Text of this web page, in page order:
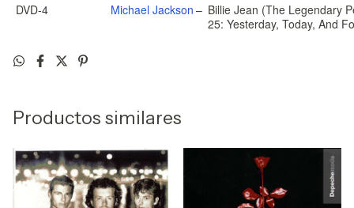
DVD-4
Michael Jackson – Billie Jean (The Legendary
25: Yesterday, Today, And
Productos similares